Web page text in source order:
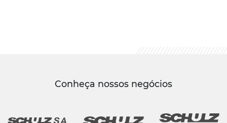
Conheça nossos negócios